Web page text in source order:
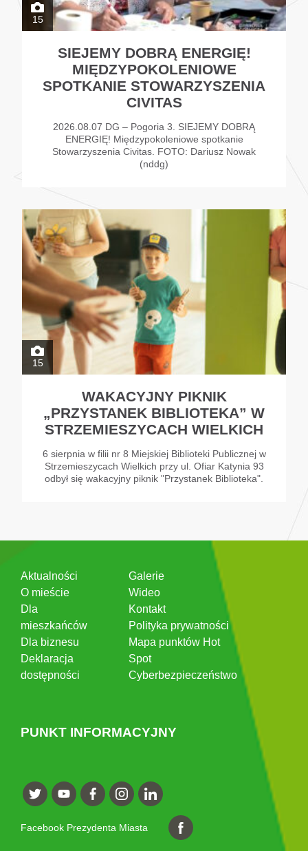
15
SIEJEMY DOBRĄ ENERGIĘ!
MIĘDZYPOKOLENIOWE
SPOTKANIE STOWARZYSZENIA
CIVITAS
2026.08.07 DG – Pogoria 3. SIEJEMY DOBRĄ
ENERGIĘ! Międzypokoleniowe spotkanie
Stowarzyszenia Civitas. FOTO: Dariusz Nowak
(nddg)
15
WAKACYJNY PIKNIK
„PRZYSTANEK BIBLIOTEKA” W
STRZEMIESZYCACH WIELKICH
6 sierpnia w filii nr 8 Miejskiej Biblioteki Publicznej w
Strzemieszycach Wielkich przy ul. Ofiar Katynia 93
odbył się wakacyjny piknik "Przystanek Biblioteka".
Aktualności
O mieście
Dla
mieszkańców
Dla biznesu
Deklaracja
dostępności
Galerie
Wideo
Kontakt
Polityka prywatności
Mapa punktów Hot
Spot
Cyberbezpieczeństwo
PUNKT INFORMACYJNY
Facebook Prezydenta Miasta